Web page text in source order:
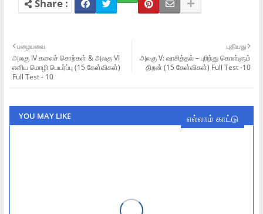
புதியது
அலகு V: வாசித்தல் – புரிந்து கொள்ளும்
திறன் (15 கேள்விகள்) Full Test -10
பழையவை
அலகு IV கலைச் சொற்கள் & அலகு VI
எளிய மொழி பெயர்ப்பு (15 கேள்விகள்)
Full Test - 10
YOU MAY LIKE எல்லாம் காட்டு